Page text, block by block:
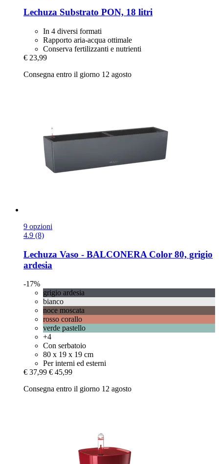
Lechuza Substrato PON, 18 litri
In 4 diversi formati
Rapporto aria-acqua ottimale
Conserva fertilizzanti e nutrienti
€ 23,99
Consegna entro il giorno 12 agosto
9 opzioni
4.9 (8)
Lechuza Vaso -​ BALCONERA Color 80, grigio
ardesia
-17%
grigio ardesia
bianco
noce moscata
rosso corallo
verde pastello
+4
Con serbatoio
80 x 19 x 19 cm
Per interni ed esterni
€ 37,99 € 45,99
Consegna entro il giorno 12 agosto